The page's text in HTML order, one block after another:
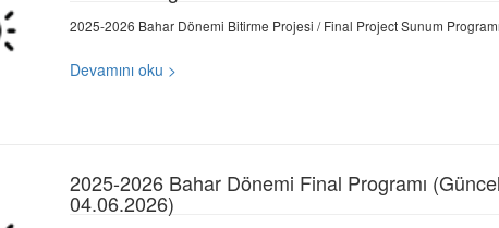
2025-2026 Bahar Dönemi Bitirme Projesi / Final Project Sunum
Devamını oku >
2025-2026 Bahar Dönemi Final Programı
04.06.2026)